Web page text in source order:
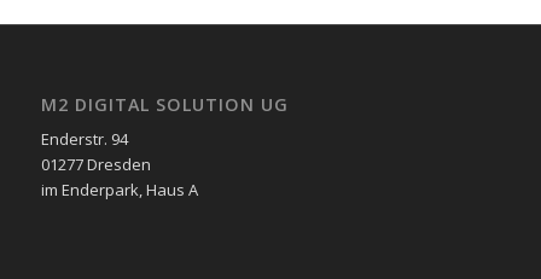
M2 DIGITAL SOLUTION UG
Enderstr. 94
01277 Dresden
im Enderpark, Haus A